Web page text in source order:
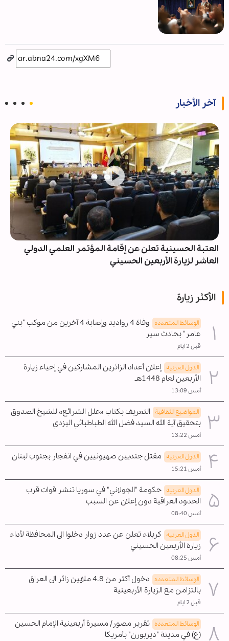
آخر الأخبار
العتبة الحسينية تعلن عن إقامة المؤتمر العلمي الدولي
العاشر لزيارة الأربعين الحسيني
الأكثر زيارة
الوسائط المتعدده
وفاة 4 رواديد وإصابة 4 آخرين من موكب "بني
عامر" بحادث سير
قبل 2 ايام
الدول العربیه إعلان أعداد الزائرين المشاركين في إحياء زيارة
الأربعين لعام 1448هـ
أمس 13:09
المواضیع الثقافية التعريف بكتاب «علل الشرائع» للشيخ الصدوق
بتحقيق آية الله السيد فضل الله الطباطبائي اليزدي
أمس 13:22
الدول العربیه مقتل جنديين صهيونيين في انفجار بجنوب لبنان
أمس 15:21
الدول العربیه حكومة "الجولاني" في سوريا تنشر قوات قرب
الحدود العراقية دون إعلان عن السبب
أمس 08:40
الدول العربیه كربلاء تعلن عن عدد زوار دخلوا الى المحافظة لأداء
زيارة الأربعين الحسيني
أمس 08:25
الوسائط المتعدده
دخول أكثر من 4.8 ملايين زائر الى العراق
بالتزامن مع الزيارة الأربعينية
قبل 2 ايام
الوسائط المتعدده تقرير مصور/ مسيرة أربعينية الإمام الحسين
(ع) في مدينة "ديربورن" بأمريكا